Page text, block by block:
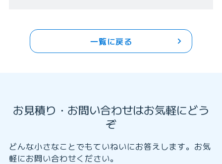
一覧に戻る
お見積り・お問い合わせはお気軽にどう
ぞ
どんな小さなことでもていねいにお答えします。お気
軽にお問い合わせください。